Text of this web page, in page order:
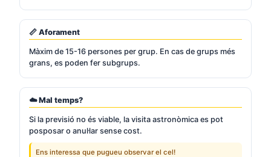
📏 Aforament
Màxim de 15-16 persones per grup. En cas de grups més
grans, es poden fer subgrups.
☁️ Mal temps?
Si la previsió no és viable, la visita astronòmica es pot
posposar o anul·lar sense cost.
Ens interessa que pugueu observar el cel!